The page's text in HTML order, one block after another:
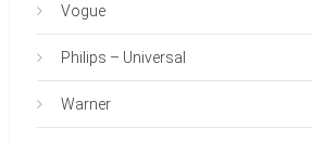
Vogue
Philips – Universal
Warner